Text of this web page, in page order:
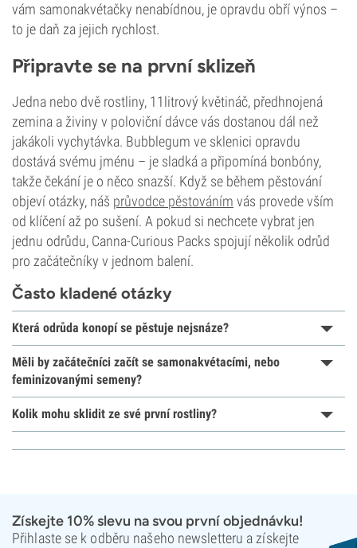
vám samonakvétačky nenabídnou, je opravdu obří výnos –
to je daň za jejich rychlost.
Připravte se na první sklizeň
Jedna nebo dvě rostliny, 11litrový květináč, předhnojená
zemina a živiny v poloviční dávce vás dostanou dál než
jakákoli vychytávka. Bubblegum ve sklenici opravdu
dostává svému jménu – je sladká a připomíná bonbóny,
takže čekání je o něco snazší. Když se během pěstování
objeví otázky, náš průvodce pěstováním vás provede vším
od klíčení až po sušení. A pokud si nechcete vybrat jen
jednu odrůdu, Canna-Curious Packs spojují několik odrůd
pro začátečníky v jednom balení.
Často kladené otázky
Která odrůda konopí se pěstuje nejsnáze?
Měli by začátečníci začít se samonakvétacími, nebo
feminizovanými semeny?
Kolik mohu sklidit ze své první rostliny?
Získejte 10% slevu na svou první objednávku!
Přihlaste se k odběru našeho newsletteru a získejte